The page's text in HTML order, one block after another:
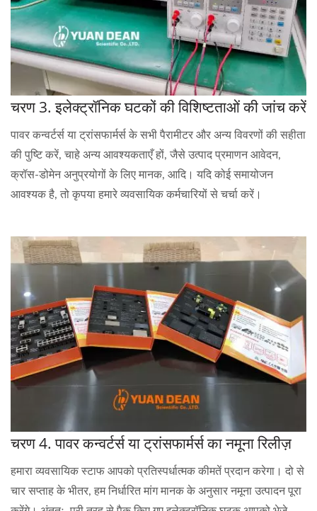
चरण 3. इलेक्ट्रॉनिक घटकों की विशिष्टताओं की जांच करें
पावर कन्वर्टर्स या ट्रांसफार्मर्स के सभी पैरामीटर और अन्य विवरणों की सहीता
की पुष्टि करें, चाहे अन्य आवश्यकताएँ हों, जैसे उत्पाद प्रमाणन आवेदन,
क्रॉस-डोमेन अनुप्रयोगों के लिए मानक, आदि। यदि कोई समायोजन
आवश्यक है, तो कृपया हमारे व्यवसायिक कर्मचारियों से चर्चा करें।
चरण 4. पावर कन्वर्टर्स या ट्रांसफार्मर्स का नमूना रिलीज़
हमारा व्यवसायिक स्टाफ आपको प्रतिस्पर्धात्मक कीमतें प्रदान करेगा। दो से
चार सप्ताह के भीतर, हम निर्धारित मांग मानक के अनुसार नमूना उत्पादन पूरा